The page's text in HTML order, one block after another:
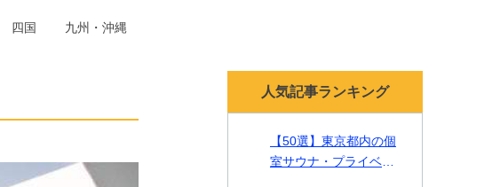
四国 九州・沖縄
人気記事ランキング
【50選】東京都内の個
室サウナ・プライベー